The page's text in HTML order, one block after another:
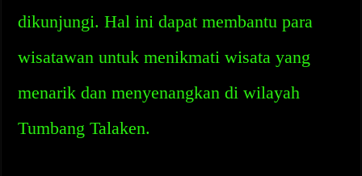
dikunjungi. Hal ini dapat membantu para
wisatawan untuk menikmati wisata yang
menarik dan menyenangkan di wilayah
Tumbang Talaken.